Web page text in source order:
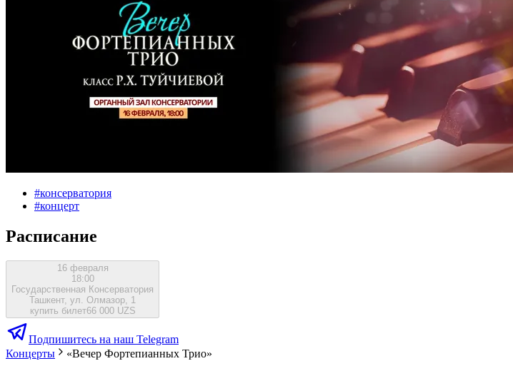
#консерватория
#концерт
Расписание
16 февраля
18:00
Государственная Консерватория
Ташкент, ул. Олмазор, 1
купить билет66 000 UZS
Подпишитесь на наш Telegram
Концерты
«Вечер Фортепианных Трио»